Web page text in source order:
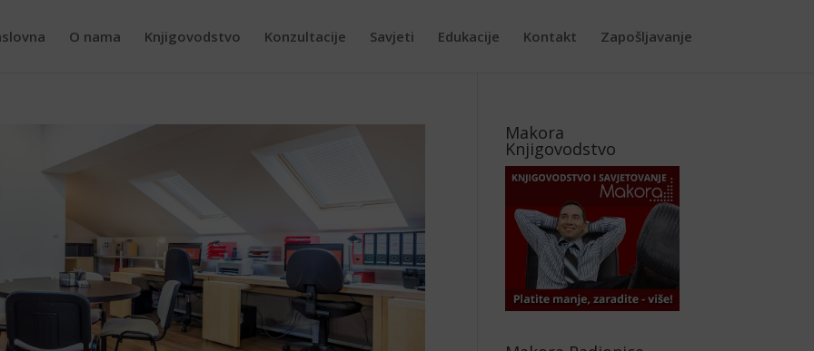
O nama Knjigovodstvo Konzultacije Savjeti Edukacije Kontakt Zapošljavanje
Makora
Knjigovodstvo